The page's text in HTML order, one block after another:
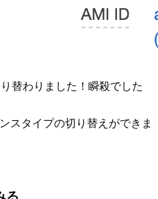
替わりました！瞬殺でした
スタイプの切り替えができま